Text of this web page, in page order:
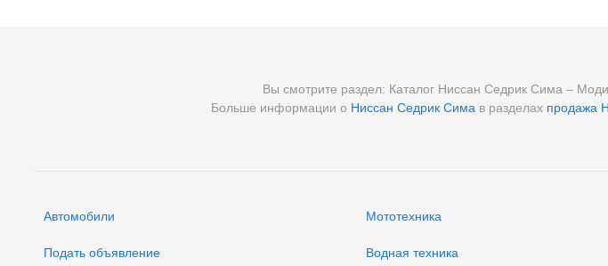
Вы смотрите раздел: Каталог Ниссан Седрик Сима –
Больше информации о Ниссан Седрик Сима в разделах продажа
Автомобили
Подать объявление
Мототехника
Водная техника